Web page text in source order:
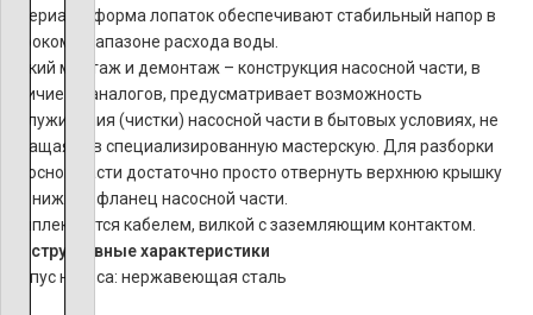
материал и форма лопаток обеспечивают стабильный напор в
широком диапазоне расхода воды.
Легкий монтаж и демонтаж – конструкция насосной части, в
отличие от аналогов, предусматривает возможность
обслуживания (чистки) насосной части в бытовых условиях, не
обращаясь в специализированную мастерскую. Для разборки
насосной части достаточно просто отвернуть верхнюю крышку
или нижний фланец насосной части.
Комплектуется кабелем, вилкой с заземляющим контактом.
Конструктивные характеристики
Корпус насоса: нержавеющая сталь